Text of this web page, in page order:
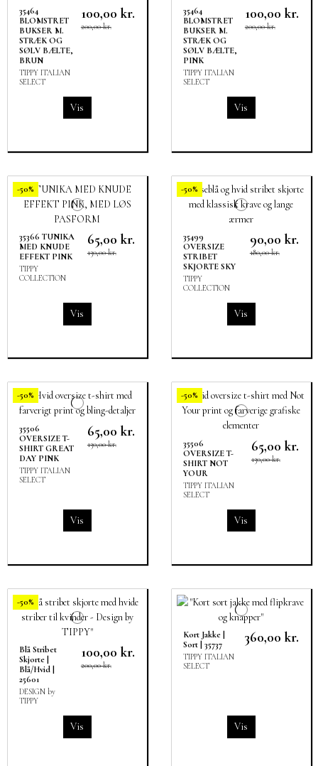
35464
BLOMSTRET
BUKSER M.
STRÆK OG
SØLV BÆLTE,
BRUN
TIPPY ITALIAN
SELECT
100,00 kr.
200,00 kr.
Vis
35464
BLOMSTRET
BUKSER M.
STRÆK OG
SØLV BÆLTE,
PINK
TIPPY ITALIAN
SELECT
100,00 kr.
200,00 kr.
Vis
-50%
35366 TUNIKA
MED KNUDE
EFFEKT PINK
TIPPY
COLLECTION
65,00 kr.
130,00 kr.
Vis
-50%
35499
OVERSIZE
STRIBET
SKJORTE SKY
TIPPY
COLLECTION
90,00 kr.
180,00 kr.
Vis
-50%
35506
OVERSIZE T-
SHIRT GREAT
DAY PINK
TIPPY ITALIAN
SELECT
65,00 kr.
130,00 kr.
Vis
-50%
35506
OVERSIZE T-
SHIRT NOT
YOUR
TIPPY ITALIAN
SELECT
65,00 kr.
130,00 kr.
Vis
-50%
Blå Stribet
Skjorte |
Blå/Hvid |
25601
DESIGN by
TIPPY
100,00 kr.
200,00 kr.
Vis
Kort Jakke |
Sort | 35737
TIPPY ITALIAN
SELECT
360,00 kr.
Vis